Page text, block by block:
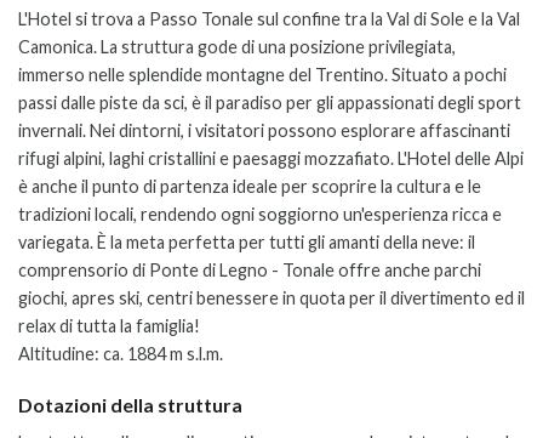
L'Hotel si trova a Passo Tonale sul confine tra la Val di Sole e la Val
Camonica. La struttura gode di una posizione privilegiata,
immerso nelle splendide montagne del Trentino. Situato a pochi
passi dalle piste da sci, è il paradiso per gli appassionati degli sport
invernali. Nei dintorni, i visitatori possono esplorare affascinanti
rifugi alpini, laghi cristallini e paesaggi mozzafiato. L'Hotel delle Alpi
è anche il punto di partenza ideale per scoprire la cultura e le
tradizioni locali, rendendo ogni soggiorno un'esperienza ricca e
variegata. È la meta perfetta per tutti gli amanti della neve: il
comprensorio di Ponte di Legno - Tonale offre anche parchi
giochi, apres ski, centri benessere in quota per il divertimento ed il
relax di tutta la famiglia!
Altitudine: ca. 1884 m s.l.m.
Dotazioni della struttura